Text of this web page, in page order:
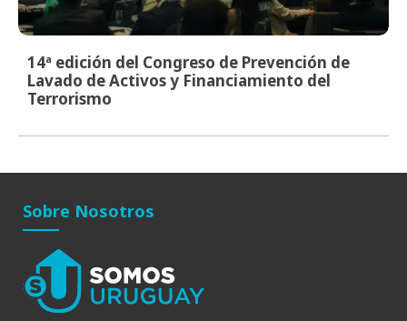
14ª edición del Congreso de Prevención de
Lavado de Activos y Financiamiento del
Terrorismo
Sobre Nosotros